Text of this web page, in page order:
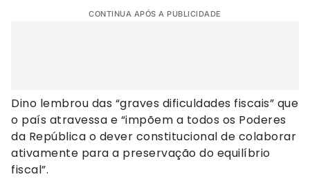
CONTINUA APÓS A PUBLICIDADE
Dino lembrou das “graves dificuldades fiscais” que
o país atravessa e “impõem a todos os Poderes
da República o dever constitucional de colaborar
ativamente para a preservação do equilíbrio
fiscal”.